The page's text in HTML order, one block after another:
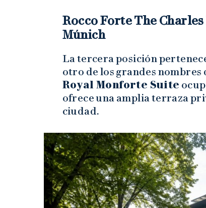
Rocco Forte The
Múnich
La tercera posición
otro de los grandes
Royal Monforte Suite
ofrece una amplia terraza
ciudad.